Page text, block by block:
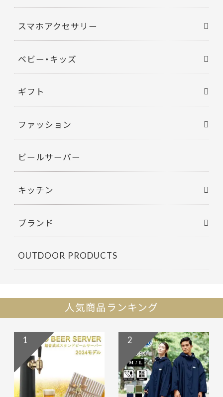
スマホアクセサリー
ベビー・キッズ
ギフト
ファッション
ビールサーバー
キッチン
ブランド
OUTDOOR PRODUCTS
人気商品ランキング
1 2